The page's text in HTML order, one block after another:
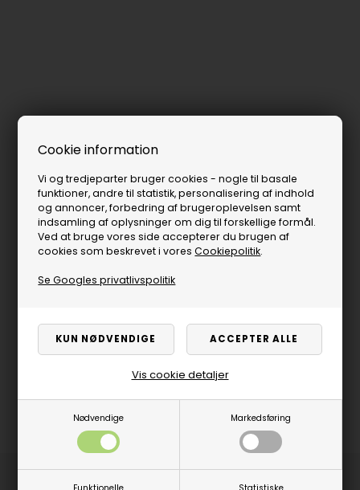
Cookie information
Vi og tredjeparter bruger cookies - nogle til basale
funktioner, andre til statistik, personalisering af indhold
og annoncer, forbedring af brugeroplevelsen samt
indsamling af oplysninger om dig til forskellige formål.
Ved at bruge vores side accepterer du brugen af
cookies som beskrevet i voresCookiepolitik.
Se Googles privatlivspolitik
Nødvendige Markedsføring
Funktionelle Statistiske
Vis cookie detaljer